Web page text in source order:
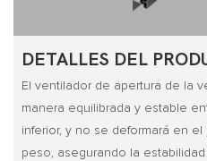
DETALLES DEL
El ventilador de apertura de la
manera equilibrada y estable
inferior, y no se deformará en
peso, asegurando la